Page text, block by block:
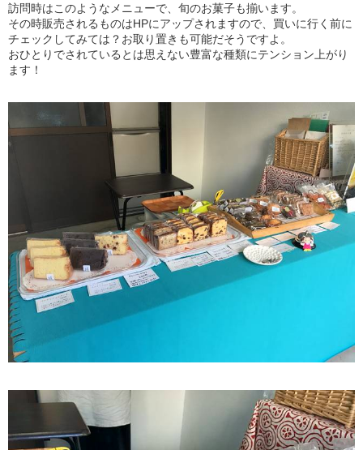
訪問時はこのようなメニューで、旬のお菓子も揃います。
その時販売されるものはHPにアップされますので、買いに行く前に
チェックしてみては？お取り置きも可能だそうですよ。
おひとりでされているとは思えない豊富な種類にテンション上がり
ます！